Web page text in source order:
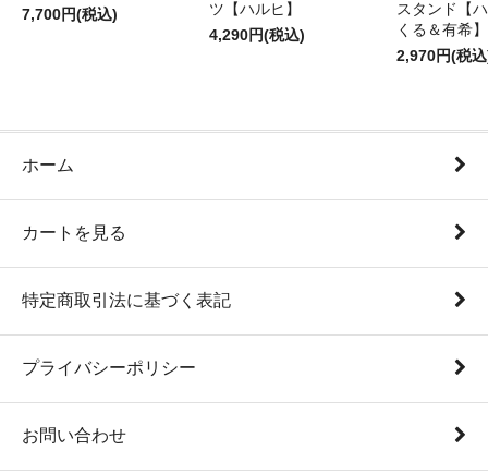
7,700円(税込)
ツ【ハルヒ】
4,290円(税込)
スタンド【
くる＆有希】
2,970円(税
ホーム
カートを見る
特定商取引法に基づく表記
プライバシーポリシー
お問い合わせ